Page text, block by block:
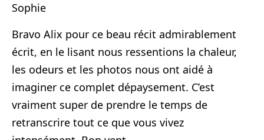
Sophie
Bravo Alix pour ce beau récit admirablement
écrit, en le lisant nous ressentions la chaleur,
les odeurs et les photos nous ont aidé à
imaginer ce complet dépaysement. C’est
vraiment super de prendre le temps de
retranscrire tout ce que vous vivez